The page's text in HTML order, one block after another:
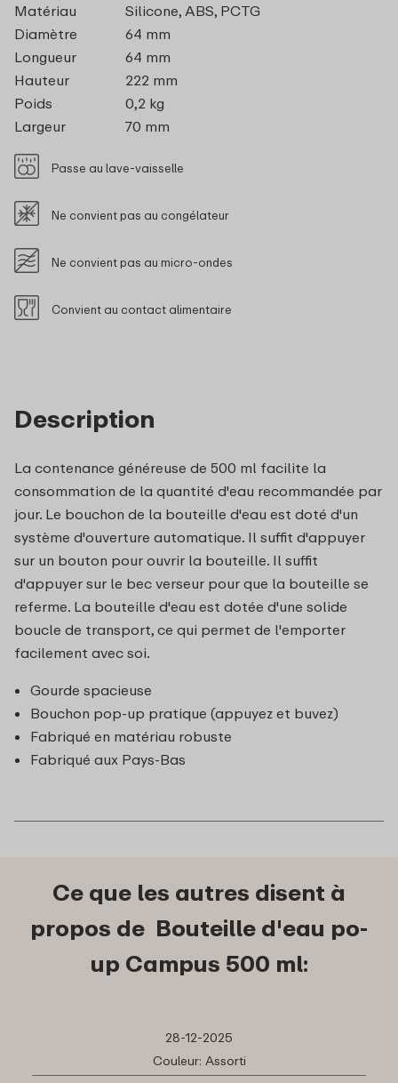
Description
La contenance généreuse de 500 ml facilite la
consommation de la quantité d'eau recommandée par
jour. Le bouchon de la bouteille d'eau est doté d'un
système d'ouverture automatique. Il suffit d'appuyer
sur un bouton pour ouvrir la bouteille. Il suffit
d'appuyer sur le bec verseur pour que la bouteille se
referme. La bouteille d'eau est dotée d'une solide
boucle de transport, ce qui permet de l'emporter
facilement avec soi.
Gourde spacieuse
Bouchon pop-up pratique (appuyez et buvez)
Fabriqué en matériau robuste
Fabriqué aux Pays-Bas
Matériau
Silicone, ABS, PCTG
Diamètre
64 mm
Longueur
64 mm
Hauteur
222 mm
Poids
0,2 kg
Largeur
70 mm
Passe au lave-vaisselle
Ne convient pas au congélateur
Ne convient pas au micro-ondes
Convient au contact alimentaire
Ce que les autres disent à
propos de Bouteille d'eau po-
up Campus 500 ml:
28-12-2025
Couleur: Assorti